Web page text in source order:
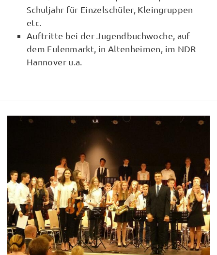
Schuljahr für Einzelschüler, Kleingruppen
etc.
Auftritte bei der Jugendbuchwoche, auf
dem Eulenmarkt, in Altenheimen, im NDR
Hannover u.a.